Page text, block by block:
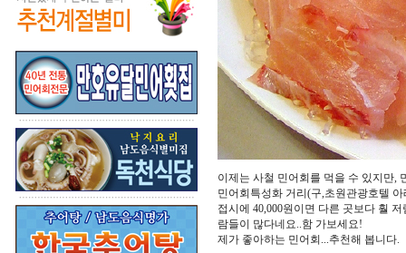
이제는 사철 민어회를 먹을 수 있지만,
민어회특성화 거리(구,초원관광호텔
접시에 40,000원이면 다른 곳보다 훨
람들이 많다네요..함 가보세요!
제가 좋아하는 민어회...추천해 봅니다.